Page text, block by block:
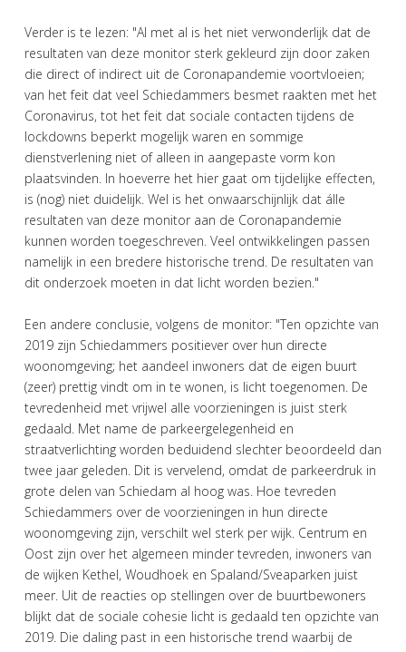
Verder is te lezen: "Al met al is het niet verwonderlijk dat de
resultaten van deze monitor sterk gekleurd zijn door zaken
die direct of indirect uit de Coronapandemie voortvloeien;
van het feit dat veel Schiedammers besmet raakten met het
Coronavirus, tot het feit dat sociale contacten tijdens de
lockdowns beperkt mogelijk waren en sommige
dienstverlening niet of alleen in aangepaste vorm kon
plaatsvinden. In hoeverre het hier gaat om tijdelijke effecten,
is (nog) niet duidelijk. Wel is het onwaarschijnlijk dat álle
resultaten van deze monitor aan de Coronapandemie
kunnen worden toegeschreven. Veel ontwikkelingen passen
namelijk in een bredere historische trend. De resultaten van
dit onderzoek moeten in dat licht worden bezien."
Een andere conclusie, volgens de monitor: "Ten opzichte van
2019 zijn Schiedammers positiever over hun directe
woonomgeving; het aandeel inwoners dat de eigen buurt
(zeer) prettig vindt om in te wonen, is licht toegenomen. De
tevredenheid met vrijwel alle voorzieningen is juist sterk
gedaald. Met name de parkeergelegenheid en
straatverlichting worden beduidend slechter beoordeeld dan
twee jaar geleden. Dit is vervelend, omdat de parkeerdruk in
grote delen van Schiedam al hoog was. Hoe tevreden
Schiedammers over de voorzieningen in hun directe
woonomgeving zijn, verschilt wel sterk per wijk. Centrum en
Oost zijn over het algemeen minder tevreden, inwoners van
de wijken Kethel, Woudhoek en Spaland/Sveaparken juist
meer. Uit de reacties op stellingen over de buurtbewoners
blijkt dat de sociale cohesie licht is gedaald ten opzichte van
2019. Die daling past in een historische trend waarbij de